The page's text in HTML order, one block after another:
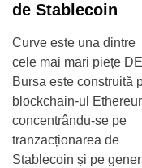
de Stablecoin
Curve este una dintre
cele mai mari piețe
Bursa este construită
blockchain-ul
concentrându-se pe
tranzacționarea de
Stablecoin și pe